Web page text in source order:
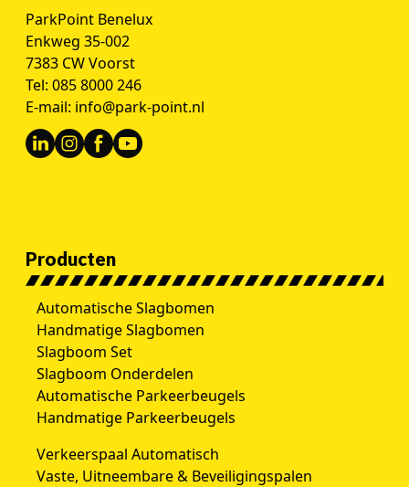
ParkPoint Benelux
Enkweg 35-002
7383 CW Voorst
Tel: 085 8000 246
E-mail: info@park-point.nl
Producten
Automatische Slagbomen
Handmatige Slagbomen
Slagboom Set
Slagboom Onderdelen
Automatische Parkeerbeugels
Handmatige Parkeerbeugels
Verkeerspaal Automatisch
Vaste, Uitneembare & Beveiligingspalen